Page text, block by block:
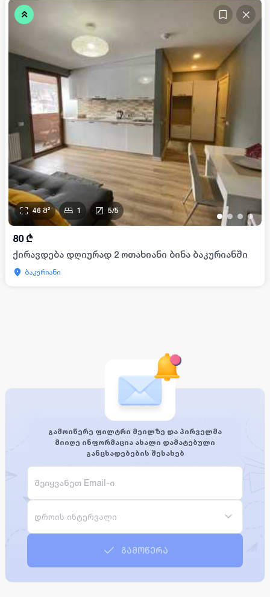
•• • •
46 მ² 1 5/5
80 ₾
ქირავდება დღიურად 2 ოთახიანი ბინა ბაკურიანში
ბაკურიანი
გამოიწერე ფილტრი მეილზე და პირველმა
მიიღე ინფორმაცია ახალი დამატებული
განცხადებების შესახებ
დროის ინტერვალი
გამოწერა